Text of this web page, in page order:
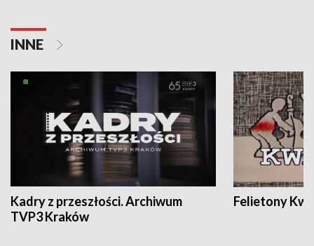
INNE
Kadry z przeszłości. Archiwum
TVP3 Kraków
Felietony